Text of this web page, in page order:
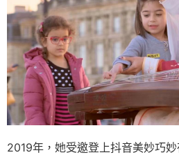
2019年，她受邀登上抖音美妙巧